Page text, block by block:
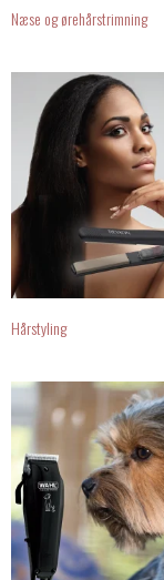
Næse og ørehårstrimning
Hårstyling